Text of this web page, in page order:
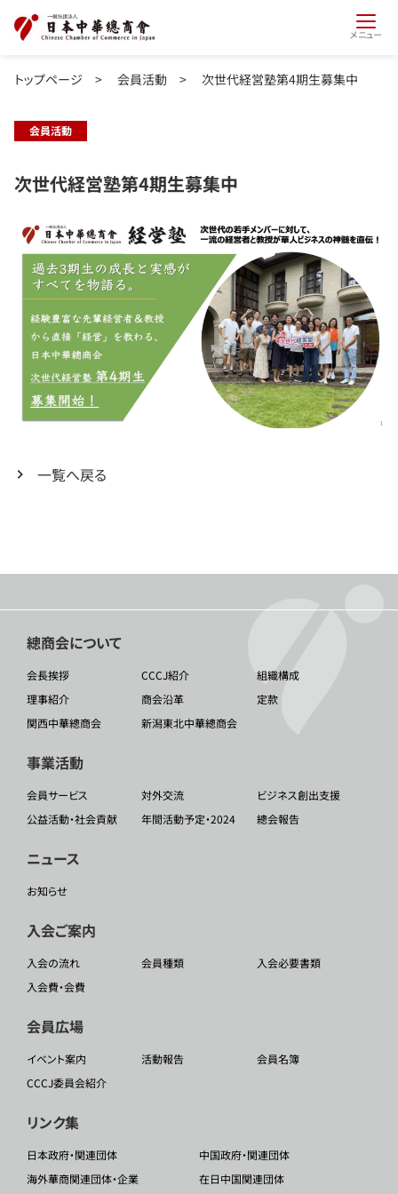
メニュー
トップページ > 会員活動 > 次世代経営塾第4期生募集中
会員活動
次世代経営塾第4期生募集中
一覧へ戻る
總商会について
会長挨拶 CCCJ紹介
組織構成
理事紹介
商会沿革
定款
関西中華總商会
新潟東北中華總商会
事業活動
会員サービス 対外交流
ビジネス創出支援
公益活動・社会貢献
年間活動予定・2024 總会報告
ニュース
お知らせ
入会ご案内
入会の流れ 会員種類
入会必要書類
入会費・会費
会員広場
イベント案内 活動報告
会員名簿
CCCJ委員会紹介
リンク集
日本政府・関連団体
中国政府・関連団体
海外華商関連団体・企業
在日中国関連団体